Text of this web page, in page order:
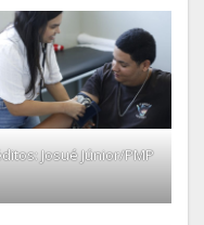
Josué Júnior/PMP